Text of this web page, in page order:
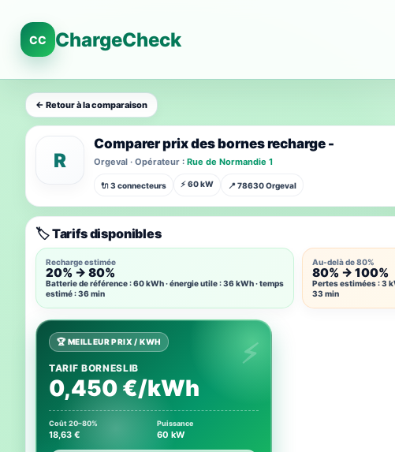
CC ChargeCheck
← Retour à la comparaison
R
Comparer prix des bornes recharge -
Orgeval · Opérateur : Rue de Normandie 1
🔌 3 connecteurs ⚡ 60 kW 📍 78630 Orgeval
🏷️ Tarifs disponibles
Recharge estimée
20% → 80%
Batterie de référence : 60 kWh · énergie utile : 36 kWh · temps
estimé : 36 min
Au-delà de 80%
80% → 100%
Pertes estimées : 3
33 min
🏆 MEILLEUR PRIX / KWH
TARIF BORNESLIB
0,450 €/kWh
Coût 20–80%
18,63 €
Puissance
60 kW